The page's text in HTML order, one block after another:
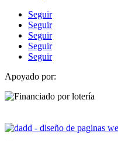
Seguir
Seguir
Seguir
Seguir
Seguir
Apoyado por: